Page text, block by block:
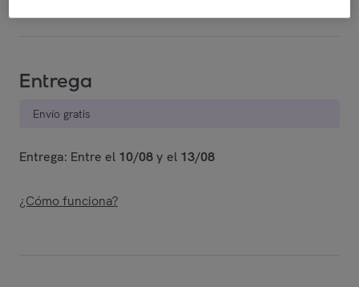
Entrega
Envío gratis
Entrega: Entre el 10/08y el 13/08
¿Cómo funciona?